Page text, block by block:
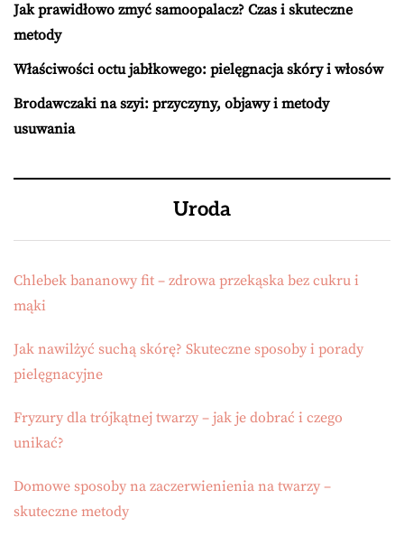
Jak prawidłowo zmyć samoopalacz? Czas i skuteczne
metody
Właściwości octu jabłkowego: pielęgnacja skóry i włosów
Brodawczaki na szyi: przyczyny, objawy i metody
usuwania
Uroda
Chlebek bananowy fit – zdrowa przekąska bez cukru i
mąki
Jak nawilżyć suchą skórę? Skuteczne sposoby i porady
pielęgnacyjne
Fryzury dla trójkątnej twarzy – jak je dobrać i czego
unikać?
Domowe sposoby na zaczerwienienia na twarzy –
skuteczne metody